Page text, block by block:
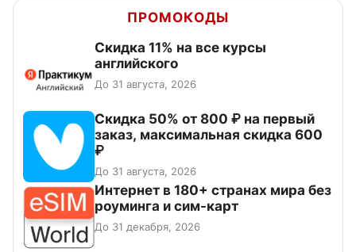
ПРОМОКОДЫ
Скидка 11% на все курсы
английского
До 31 августа, 2026
Скидка 50% от 800 ₽ на первый
заказ, максимальная скидка 600
₽
До 31 августа, 2026
Интернет в 180+ странах мира без
роуминга и сим-карт
До 31 декабря, 2026